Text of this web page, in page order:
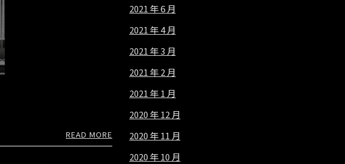
READ MORE
2021 年 6 月
2021 年 4 月
2021 年 3 月
2021 年 2 月
2021 年 1 月
2020 年 12 月
2020 年 11 月
2020 年 10 月